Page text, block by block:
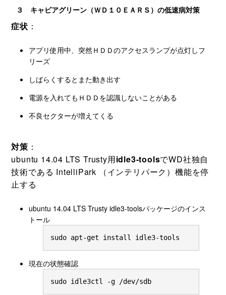
３ キャビアグリーン（ＷＤ１０ＥＡＲＳ）の低速病対策
症状 ：
アプリ使用中、突然ＨＤＤのアクセスランプが点灯しフ
リーズ
しばらくするとまた動き出す
電源を入れてもＨＤＤを認識しないことがある
不良セクターが増えてくる
対策 ：
ubuntu 14.04 LTS Trusty用idle3-toolsでWD社独自
技術である IntelliPark （インテリパーク）機能を停
止する
ubuntu 14.04 LTS Trusty idle3-toolsパッケージのインス
トール
sudo apt-get install idle3-tools
現在の状態確認
sudo idle3ctl -g /dev/sdb